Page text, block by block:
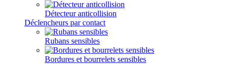
Détecteur anticollision
Déclencheurs par contact
Rubans sensibles
Bordures et bourrelets sensibles